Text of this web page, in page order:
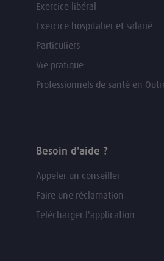
Exercice libéral
Exercice hospitalier et salarié
Particuliers
Vie pratique
Professionnels de santé en
Besoin d'aide ?
Appeler un conseiller
Faire une réclamation
Télécharger l'application